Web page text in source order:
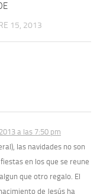
15, 2013
a las 7:50 pm
las navidades no son
en los que se reune
que otro regalo. El
de Jesús ha